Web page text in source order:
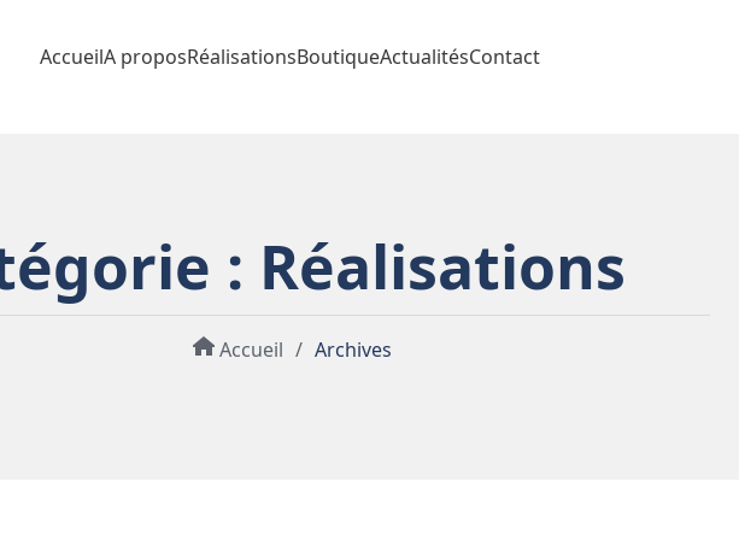
AccueilA proposRéalisationsBoutiqueActualitésContact
: Réalisations
Accueil / Archives